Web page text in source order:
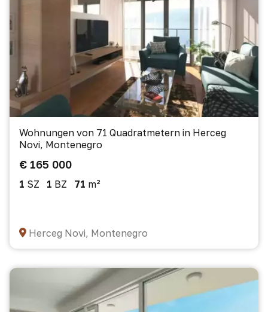
Wohnungen von 71 Quadratmetern in Herceg
Novi, Montenegro
€ 165 000
1 SZ 1 BZ 71 m²
Herceg Novi, Montenegro